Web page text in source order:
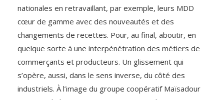
nationales en retravaillant, par exemple, leurs MDD
cœur de gamme avec des nouveautés et des
changements de recettes. Pour, au final, aboutir, en
quelque sorte à une interpénétration des métiers de
commerçants et producteurs. Un glissement qui
s’opère, aussi, dans le sens inverse, du côté des
industriels. À l’image du groupe coopératif Maïsadour